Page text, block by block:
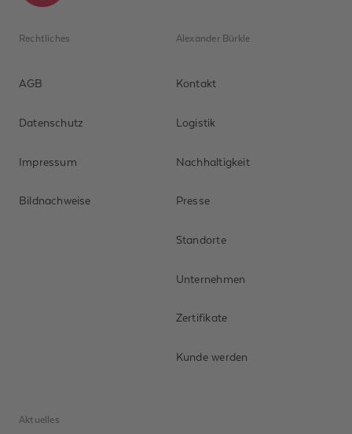
Rechtliches
AGB
Datenschutz
Impressum
Bildnachweise
Alexander Bürkle
Kontakt
Logistik
Nachhaltigkeit
Presse
Standorte
Unternehmen
Zertifikate
Kunde werden
Aktuelles